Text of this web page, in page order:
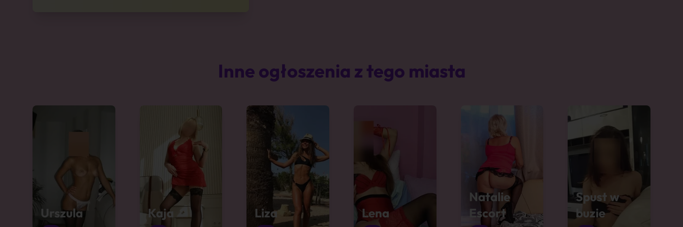
Inne ogłoszenia z tego miasta
Urszula Kaja Liza Lena
Natalie
Escort
Spust w
buzie